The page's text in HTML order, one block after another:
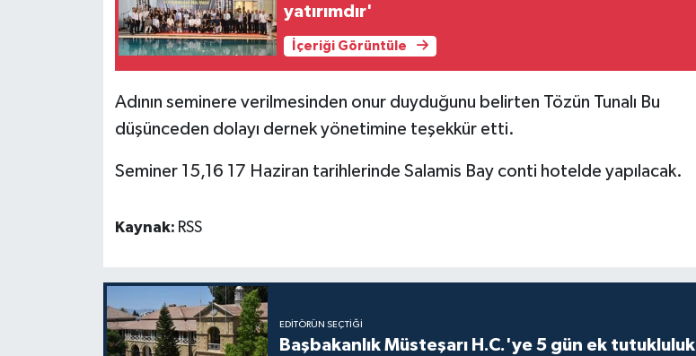
yatırımdır'
İçeriği Görüntüle
Adının seminere verilmesinden onur duyduğunu belirten Tözün Tunalı Bu
düşünceden dolayı dernek yönetimine teşekkür etti.
Seminer 15,16 17 Haziran tarihlerinde Salamis Bay conti hotelde yapılacak.
Kaynak: RSS
EDITÖRÜN SEÇTIĞI
Başbakanlık Müsteşarı H.C.'ye 5 gün ek tutukluluk
ÖZEL HABER
TİCARET